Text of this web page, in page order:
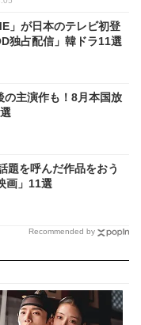
」が日本のテレビ初登
独占配信」韓ドラ11選
の主演作も！8月本国放
題を呼んだ作品をおう
画」11選
Recommended by